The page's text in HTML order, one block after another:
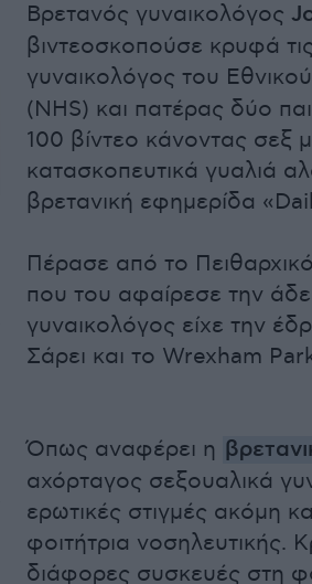
Βρετανός γυναικολόγος
βιντεοσκοπούσε κρυφά
γυναικολόγος του
(NHS) και πατέρας δύο
100 βίντεο κάνοντας σεξ
κατασκοπευτικά γυαλιά
βρετανική εφημερίδα
Πέρασε από το
που του αφαίρεσε την
γυναικολόγος είχε την
Σάρει και το Wrexham
Όπως αναφέρει η
αχόρταγος σεξουαλικά
ερωτικές στιγμές ακόμη
φοιτήτρια νοσηλευτικής.
διάφορες συσκευές στη